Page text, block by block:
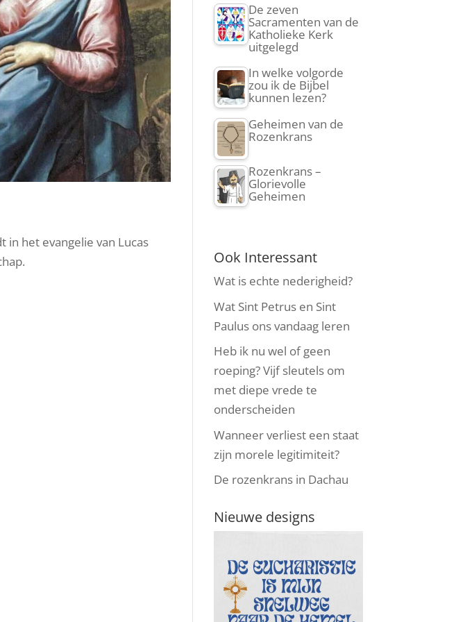
in het evangelie van Lucas
De zeven
Sacramenten van de
Katholieke Kerk
uitgelegd
In welke volgorde
zou ik de Bijbel
kunnen lezen?
Geheimen van de
Rozenkrans
Rozenkrans –
Glorievolle
Geheimen
Ook Interessant
Wat is echte nederigheid?
Wat Sint Petrus en Sint
Paulus ons vandaag leren
Heb ik nu wel of geen
roeping? Vijf sleutels om
met diepe vrede te
onderscheiden
Wanneer verliest een staat
zijn morele legitimiteit?
De rozenkrans in Dachau
Nieuwe designs